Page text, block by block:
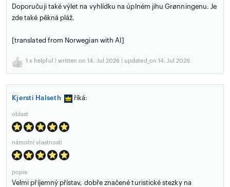
Doporučuji také výlet na vyhlídku na úplném jihu Grønningenu. Je
zde také pěkná pláž.
[translated from Norwegian with AI]
1 x helpful | written on 14. Jul 2026 | updated_on 14. Jul 2026
Kjersti Halseth říká:
oblast
námořní vlastnosti
popis
Velmi příjemný přístav, dobře značené turistické stezky na